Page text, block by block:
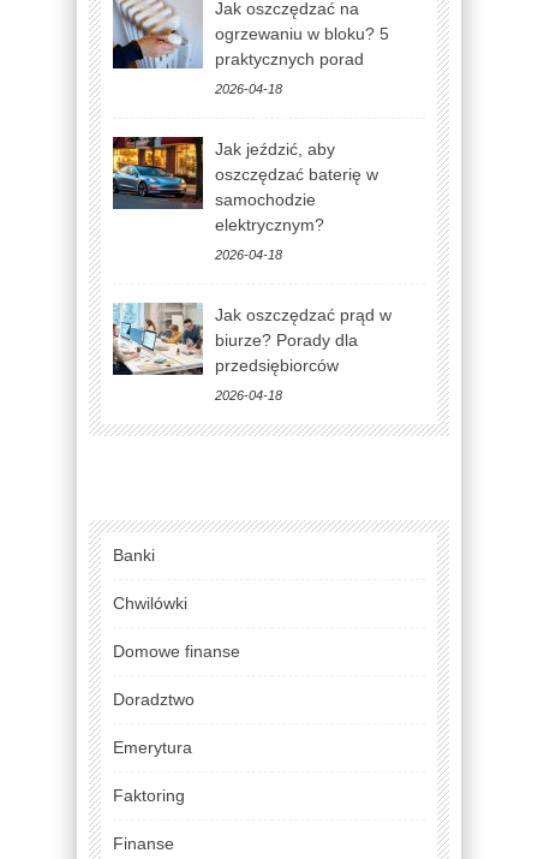
Jak oszczędzać na
ogrzewaniu w bloku? 5
praktycznych porad
2026-04-18
Jak jeździć, aby
oszczędzać baterię w
samochodzie
elektrycznym?
2026-04-18
Jak oszczędzać prąd w
biurze? Porady dla
przedsiębiorców
2026-04-18
Banki
Chwilówki
Domowe finanse
Doradztwo
Emerytura
Faktoring
Finanse